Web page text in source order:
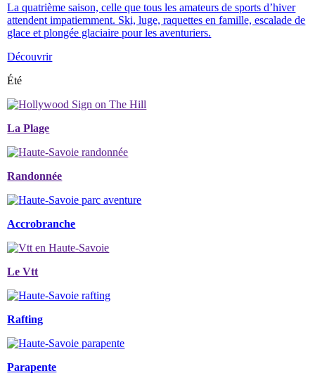
La quatrième saison, celle que tous les amateurs de sports d’hiver
attendent impatiemment. Ski, luge, raquettes en famille, escalade de
glace et plongée glaciaire pour les aventuriers.
Découvrir
Été
La Plage
Randonnée
Accrobranche
Le Vtt
Rafting
Parapente